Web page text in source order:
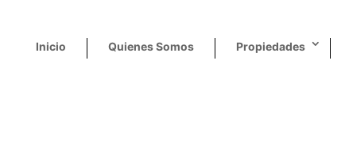
Inicio Quienes Somos Propiedades